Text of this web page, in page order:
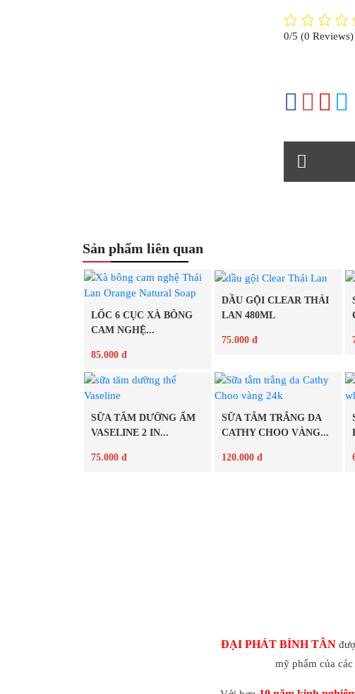
0/5 (0 Reviews)
Sản phẩm liên quan
LỐC 6 CỤC XÀ BÔNG
CAM NGHỆ...
85.000 đ
Chi tiết
DẦU GỘI CLEAR THÁI
LAN 480ML
75.000 đ
Chi tiết
SỮA TẮM DƯỠNG ẨM
VASELINE 2 IN...
75.000 đ
SỮA TẮM TRẮNG DA
CATHY CHOO VÀNG...
120.000 đ
ĐẠI PHÁT BÌNH TÂN
mỹ phẩm của